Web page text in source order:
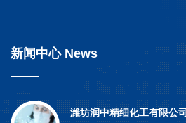
新闻中心 News
潍坊润中精细化工有限公